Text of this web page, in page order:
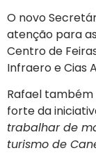
O novo
atenção para
Centro de
Infraero e Cias
Rafael
forte da
trabalhar de
turismo de